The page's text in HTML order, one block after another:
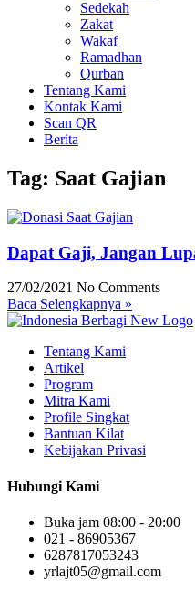
Sedekah
Zakat
Wakaf
Ramadhan
Qurban
Tentang Kami
Kontak Kami
Scan QR
Berita
Tag: Saat Gajian
Dapat Gaji, Jangan
27/02/2021 No Comments
Baca Selengkapnya »
Tentang Kami
Artikel
Program
Mitra Kami
Profile Singkat
Bantuan Kilat
Kebijakan Privasi
Hubungi Kami
Buka jam 08:00 - 20:00
021 - 86905367
6287817053243
yrlajt05@gmail.com